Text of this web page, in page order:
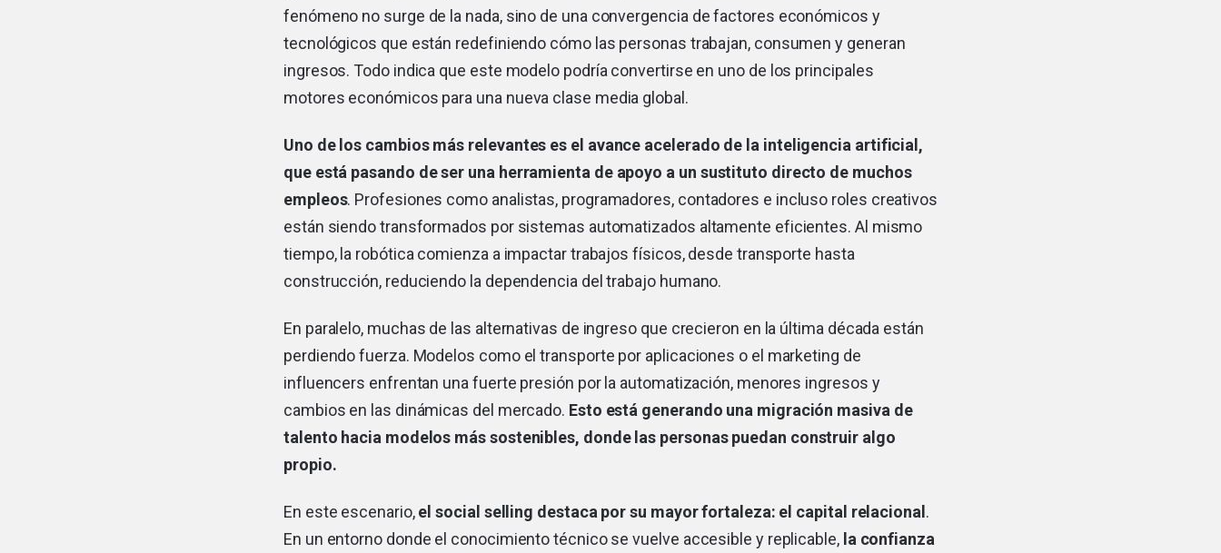
fenómeno no surge de la nada, sino de una convergencia de factores económicos y
tecnológicos que están redefiniendo cómo las personas trabajan, consumen y generan
ingresos. Todo indica que este modelo podría convertirse en uno de los principales
motores económicos para una nueva clase media global.
Uno de los cambios más relevantes es el avance acelerado de la inteligencia artificial,
que está pasando de ser una herramienta de apoyo a un sustituto directo de muchos
empleos. Profesiones como analistas, programadores, contadores e incluso roles creativos
están siendo transformados por sistemas automatizados altamente eficientes. Al mismo
tiempo, la robótica comienza a impactar trabajos físicos, desde transporte hasta
construcción, reduciendo la dependencia del trabajo humano.
En paralelo, muchas de las alternativas de ingreso que crecieron en la última década están
perdiendo fuerza. Modelos como el transporte por aplicaciones o el marketing de
influencers enfrentan una fuerte presión por la automatización, menores ingresos y
cambios en las dinámicas del mercado. Esto está generando una migración masiva de
talento hacia modelos más sostenibles, donde las personas puedan construir algo
propio.
En este escenario,el social selling destaca por su mayor fortaleza: el capital relacional .
En un entorno donde el conocimiento técnico se vuelve accesible y replicable,la confianza